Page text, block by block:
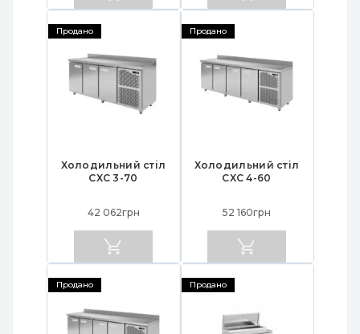
Продано
Холодильний стіл
СХС 3-70
42 062грн
Продано
Холодильний стіл
СХС 4-60
52 160грн
Продано Продано